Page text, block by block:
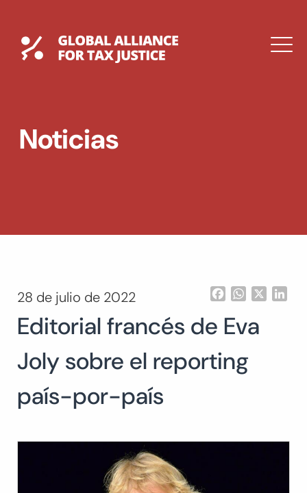
contenidoGlobal Tax Justice
DROPDOWN
Buscar:
Noticias
28 de julio de 2022 FacebookWhatsApp
Editorial francés de Eva
Joly sobre el reporting
país-por-país